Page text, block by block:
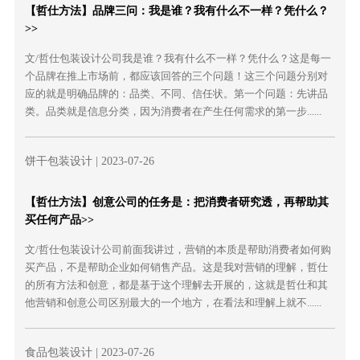
【哲仕方法】品牌三问：我是谁？我有什么不一样？凭什么？
>>
文/哲仕包装设计公司我是谁？我有什么不一样？凭什么？这是每一
个品牌在推上市场前，都应该回答的三个问题！这三个问题分别对
应的就是明确品牌的：品类、不同、信任状。第一个问题：先讲品
类。品类就是信息分类，因为消费者在产生任何需求的第一步......
饼干包装设计| 2023-07-26
【哲仕方法】创意公司的任务是：把消费者研究透，再帮助其
买任何产品>>
文/哲仕包装设计公司前面我讲过，营销的本质是帮助消费者如何购
买产品，不是帮助企业如何销售产品。这是我对营销的理解，哲仕
的所有方法和创意，都是基于这个理解去开展的，这就是哲仕和其
他营销和创意公司区别最大的一个地方，在看法和理解上就不......
食品包装设计| 2023-07-26